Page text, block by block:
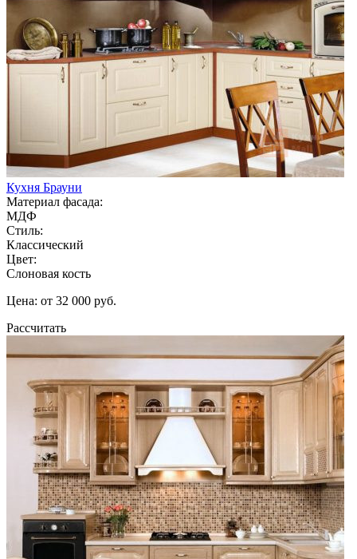
Кухня Брауни
Материал фасада:
МДФ
Стиль:
Классический
Цвет:
Слоновая кость
Цена: от 32 000 руб.
Рассчитать